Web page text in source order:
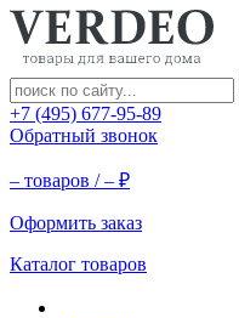
+7 (495) 677-95-89
Обратный звонок
– товаров /– ₽
Оформить заказ
Каталог товаров